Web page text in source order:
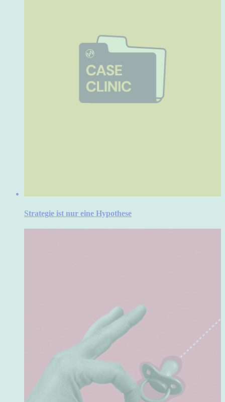
Strategie ist nur eine Hypothese